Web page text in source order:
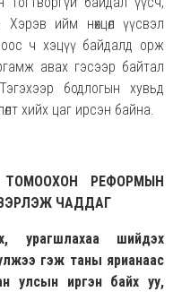
ийм нөхцөл үүсвэл
ч хэцүү байдалд орж
авах гэсээр байтал
бодлогын хувьд
хийх цаг ирсэн байна.
РЕФОРМЫН
ЧАДДАГ
урагшлахаа шийдэх
гэж таны ярианаас
улсын иргэн байх уу,